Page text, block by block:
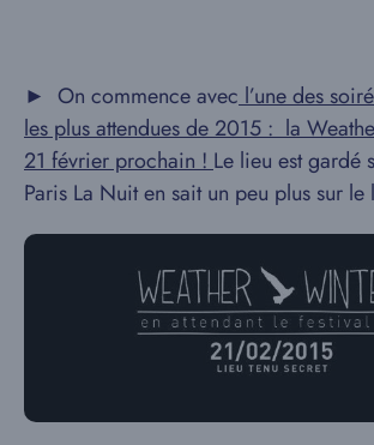
► On commence avec l’une des
les plus attendues de 2015 : la
21 février prochain ! Le lieu est gardé
Paris La Nuit en sait un peu plus sur le